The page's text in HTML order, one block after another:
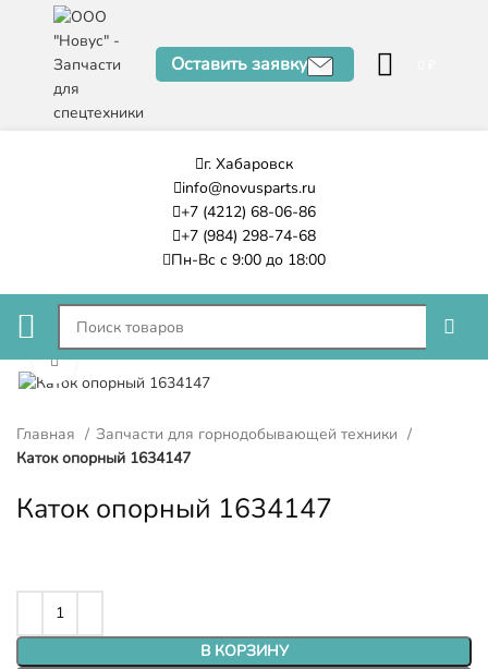
Оставить заявку
г. Хабаровск
info@novusparts.ru
+7 (4212) 68-06-86
+7 (984) 298-74-68
Пн-Вс с 9:00 до 18:00
Нажмите, чтобы увеличить
Главная
Запчасти для горнодобывающей техники
Каток опорный 1634147
Каток опорный 1634147
В КОРЗИНУ